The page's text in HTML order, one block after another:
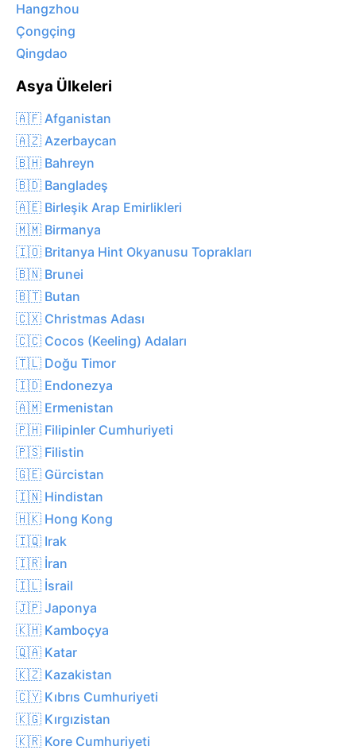
Hangzhou
Çongçing
Qingdao
Asya Ülkeleri
🇦🇫 Afganistan
🇦🇿 Azerbaycan
🇧🇭 Bahreyn
🇧🇩 Bangladeş
🇦🇪 Birleşik Arap Emirlikleri
🇲🇲 Birmanya
🇮🇴 Britanya Hint Okyanusu Toprakları
🇧🇳 Brunei
🇧🇹 Butan
🇨🇽 Christmas Adası
🇨🇨 Cocos (Keeling) Adaları
🇹🇱 Doğu Timor
🇮🇩 Endonezya
🇦🇲 Ermenistan
🇵🇭 Filipinler Cumhuriyeti
🇵🇸 Filistin
🇬🇪 Gürcistan
🇮🇳 Hindistan
🇭🇰 Hong Kong
🇮🇶 Irak
🇮🇷 İran
🇮🇱 İsrail
🇯🇵 Japonya
🇰🇭 Kamboçya
🇶🇦 Katar
🇰🇿 Kazakistan
🇨🇾 Kıbrıs Cumhuriyeti
🇰🇬 Kırgızistan
🇰🇷 Kore Cumhuriyeti